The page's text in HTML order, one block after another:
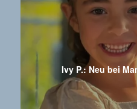
Ivy P.: Neu bei